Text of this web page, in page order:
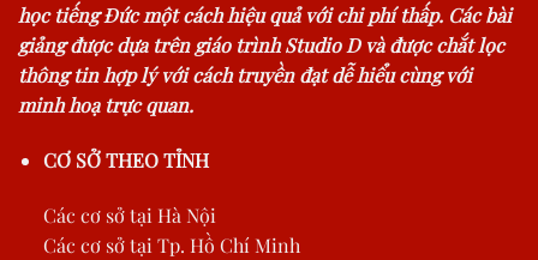
học tiếng Đức một cách hiệu quả với chi phí thấp. Các bài
giảng được dựa trên giáo trình Studio D và được chắt lọc
thông tin hợp lý với cách truyền đạt dễ hiểu cùng với
minh hoạ trực quan.
CƠ SỞ THEO TỈNH
Các cơ sở tại Hà Nội
Các cơ sở tại Tp. Hồ Chí Minh